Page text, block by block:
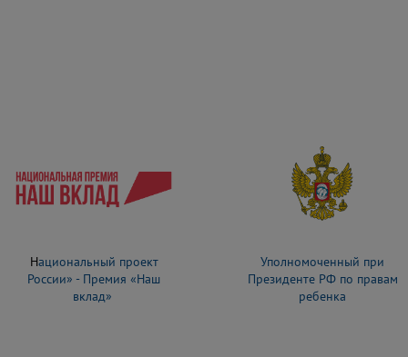
Уполномоченный при
Президенте РФ по правам
ребенка
Национальный проект
России» - Премия «Наш
вклад»